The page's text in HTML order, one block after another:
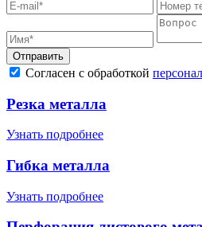
Отправить
Согласен с обработкой
Резка металла
Узнать подробнее
Гибка металла
Узнать подробнее